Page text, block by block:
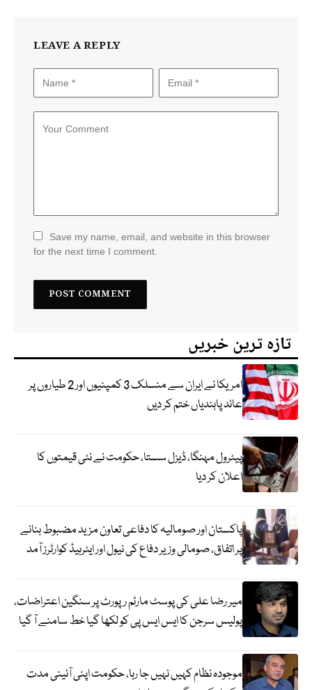
LEAVE A REPLY
Save my name, email, and website in this browser
for the next time I comment.
تازہ ترین خبریں
امریکا نے ایران سے منسلک 3 کمپنیوں اور 2 طیاروں پر
عائد پابندیاں ختم کر دیں
پیٹرول مہنگا، ڈیزل سستا، حکومت نے نئی قیمتوں کا
اعلان کر دیا
پاکستان اور صومالیہ کا دفاعی تعاون مزید مضبوط بنانے
پر اتفاق، صومالی وزیر دفاع کی نیول اور ایئرہیڈ کوارٹرز آمد
میر رضا علی کی پوسٹ مارٹم رپورٹ پر سنگین اعتراضات،
پولیس سرجن کا ایس ایس پی کو لکھا گیا خط سامنے آ گیا
موجودہ نظام کہیں نہیں جا رہا، حکومت اپنی آئینی مدت